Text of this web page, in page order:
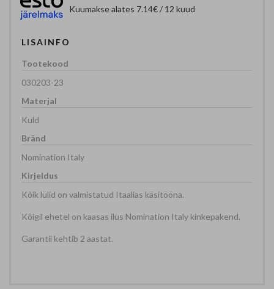
Kuumakse alates 7.14€ / 12 kuud
LISAINFO
030203-23
Kuld
Nomination Italy
Kõik lülid on valmistatud Itaalias käsitööna.
Kõigil ehetel on kaasas ilus Nomination Italy kinkepakend.
Garantii kehtib 2 aastat.